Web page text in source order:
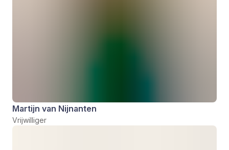
Martijn van Nijnanten
Vrijwilliger